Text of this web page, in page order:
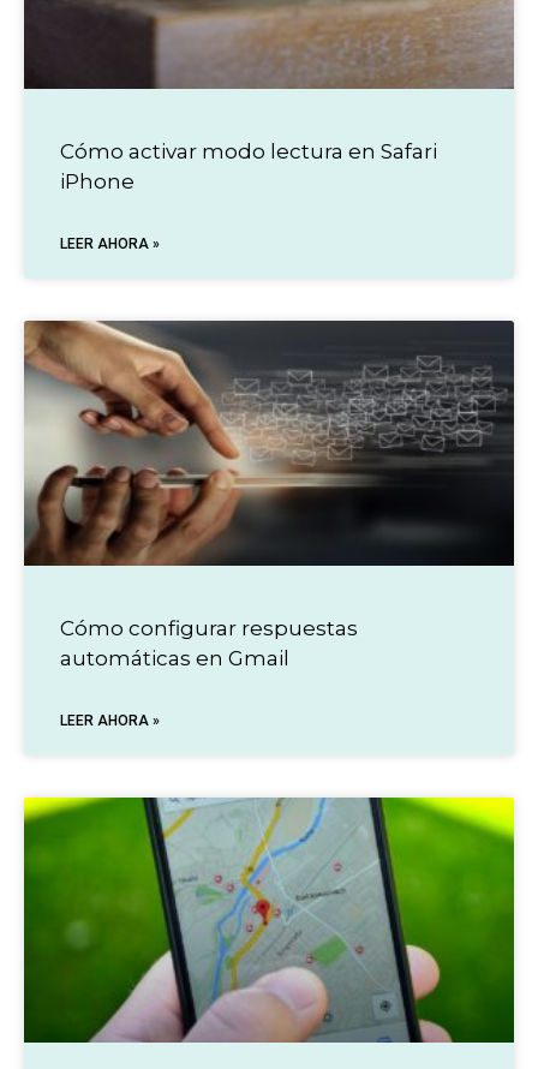
Cómo activar modo lectura en Safari
iPhone
LEER AHORA »
Cómo configurar respuestas
automáticas en Gmail
LEER AHORA »